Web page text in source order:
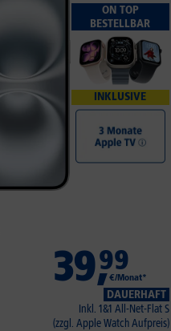
ON TOP
BESTELLBAR
INKLUSIVE
39,99
€/Monat*
DAUERHAFT
Inkl. 1&1 All-Net-Flat S
(zzgl. Apple Watch Aufpreis)